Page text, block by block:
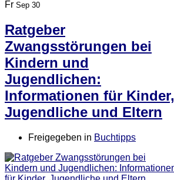
Fr Sep 30
Ratgeber
Zwangsstörungen bei
Kindern und
Jugendlichen:
Informationen für Kinder,
Jugendliche und Eltern
Freigegeben in Buchtipps